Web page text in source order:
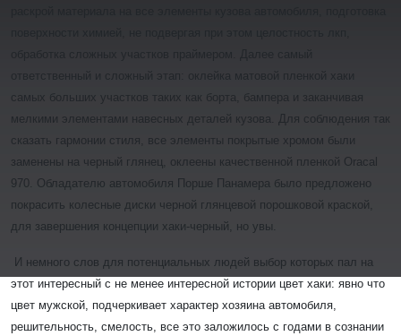
ответственный и сложный этап: оклейка матовой пленкой хаки
самых больших участков таких как борта, бампера и заканчивая
мелкими элементами навесных деталей кузова. Для соблюдения так
сказать гармонии стиля, все элементы покрытые хромом были
заменены на черный глянец, оклеены качественной пленкой Oracal
970. Обладателю автомобиля Порше Панамера было предложено
покрасить колесные диски черной глянцевой порошковой краской,
для завершения концепции хаки-черный, но увы.
И немного слов для потенциальных людей выбор которых пал на
этот интересный с не менее интересной истории цвет хаки: явно что
цвет мужской, подчеркивает характер хозяина автомобиля,
решительность, смелость, все это заложилось с годами в сознании